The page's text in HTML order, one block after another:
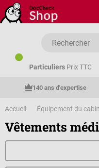
Passer au contenu principal
Particuliers Prix TTC
140 ans d'expertise
Accueil Équipement du
Vêtements